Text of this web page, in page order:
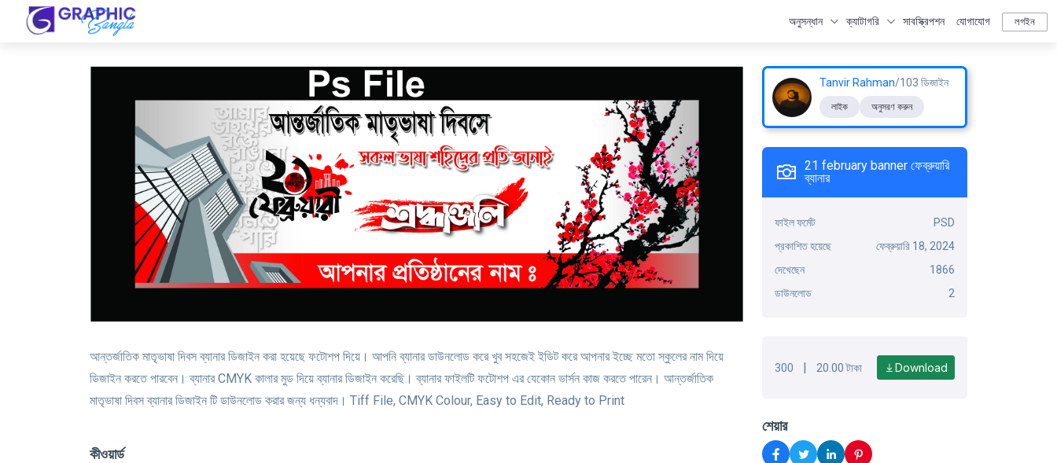
অনুসন্ধান ক্যাটাগরি সাবস্ক্রিপশন যোগাযোগ লগইন
আন্তর্জাতিক মাতৃভাষা দিবস ব্যানার ডিজাইন করা হয়েছে ফটোশপ দিয়ে। আপনি ব্যানার ডাউনলোড করে খুব সহজেই ইডিট করে আপনার ইচ্ছে মতো স্কুলের নাম দিয়ে
ডিজাইন করতে পারবেন। ব্যানার CMYK কালার মুড দিয়ে ব্যানার ডিজাইন করেছি। ব্যানার ফাইলটি ফটোশপ এর যেকোন ভার্সন কাজ করতে পারেন। আন্তর্জাতিক
মাতৃভাষা দিবস ব্যানার ডিজাইন টি ডাউনলোড করার জন্য ধন্যবাদ। Tiff File, CMYK Colour, Easy to Edit, Ready to Print
কীওয়ার্ড
Tanvir Rahman/103 ডিজাইন
লাইক অনুসরণ করুন
21 february banner ফেব্রুয়ারি
ব্যানার
ফাইল ফর্মেট
PSD
প্রকাশিত হয়েছে
ফেব্রুয়ারি 18, 2024
দেখেছেন
1866
ডাউনলোড
2
300 | 20.00 টাকা Download
শেয়ার